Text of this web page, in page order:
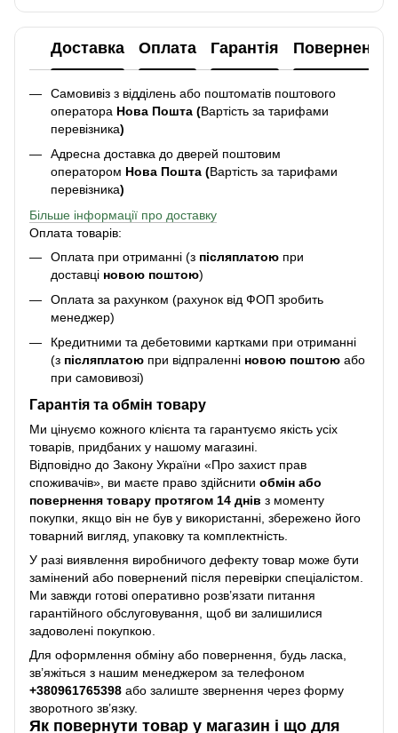
Доставка Оплата Гарантія Повернення
Самовивіз з відділень або поштоматів поштового
оператора Нова Пошта (Вартість за тарифами
перевізника)
Адресна доставка до дверей поштовим
оператором Нова Пошта (Вартість за тарифами
перевізника)
Більше інформації про доставку
Оплата товарів:
Оплата при отриманні (з післяплатою при
доставці новою поштою)
Оплата за рахунком (рахунок від ФОП зробить
менеджер)
Кредитними та дебетовими картками при отриманні
(з післяплатою при відпраленні новою поштою або
при самовивозі)
Гарантія та обмін товару
Ми цінуємо кожного клієнта та гарантуємо якість усіх
товарів, придбаних у нашому магазині.
Відповідно до Закону України «Про захист прав
споживачів», ви маєте право здійснити обмін або
повернення товару протягом 14 днів з моменту
покупки, якщо він не був у використанні, збережено його
товарний вигляд, упаковку та комплектність.
У разі виявлення виробничого дефекту товар може бути
замінений або повернений після перевірки спеціалістом.
Ми завжди готові оперативно розв’язати питання
гарантійного обслуговування, щоб ви залишилися
задоволені покупкою.
Для оформлення обміну або повернення, будь ласка,
зв’яжіться з нашим менеджером за телефоном
+380961765398 або залиште звернення через форму
зворотного зв’язку.
Як повернути товар у магазин і що для